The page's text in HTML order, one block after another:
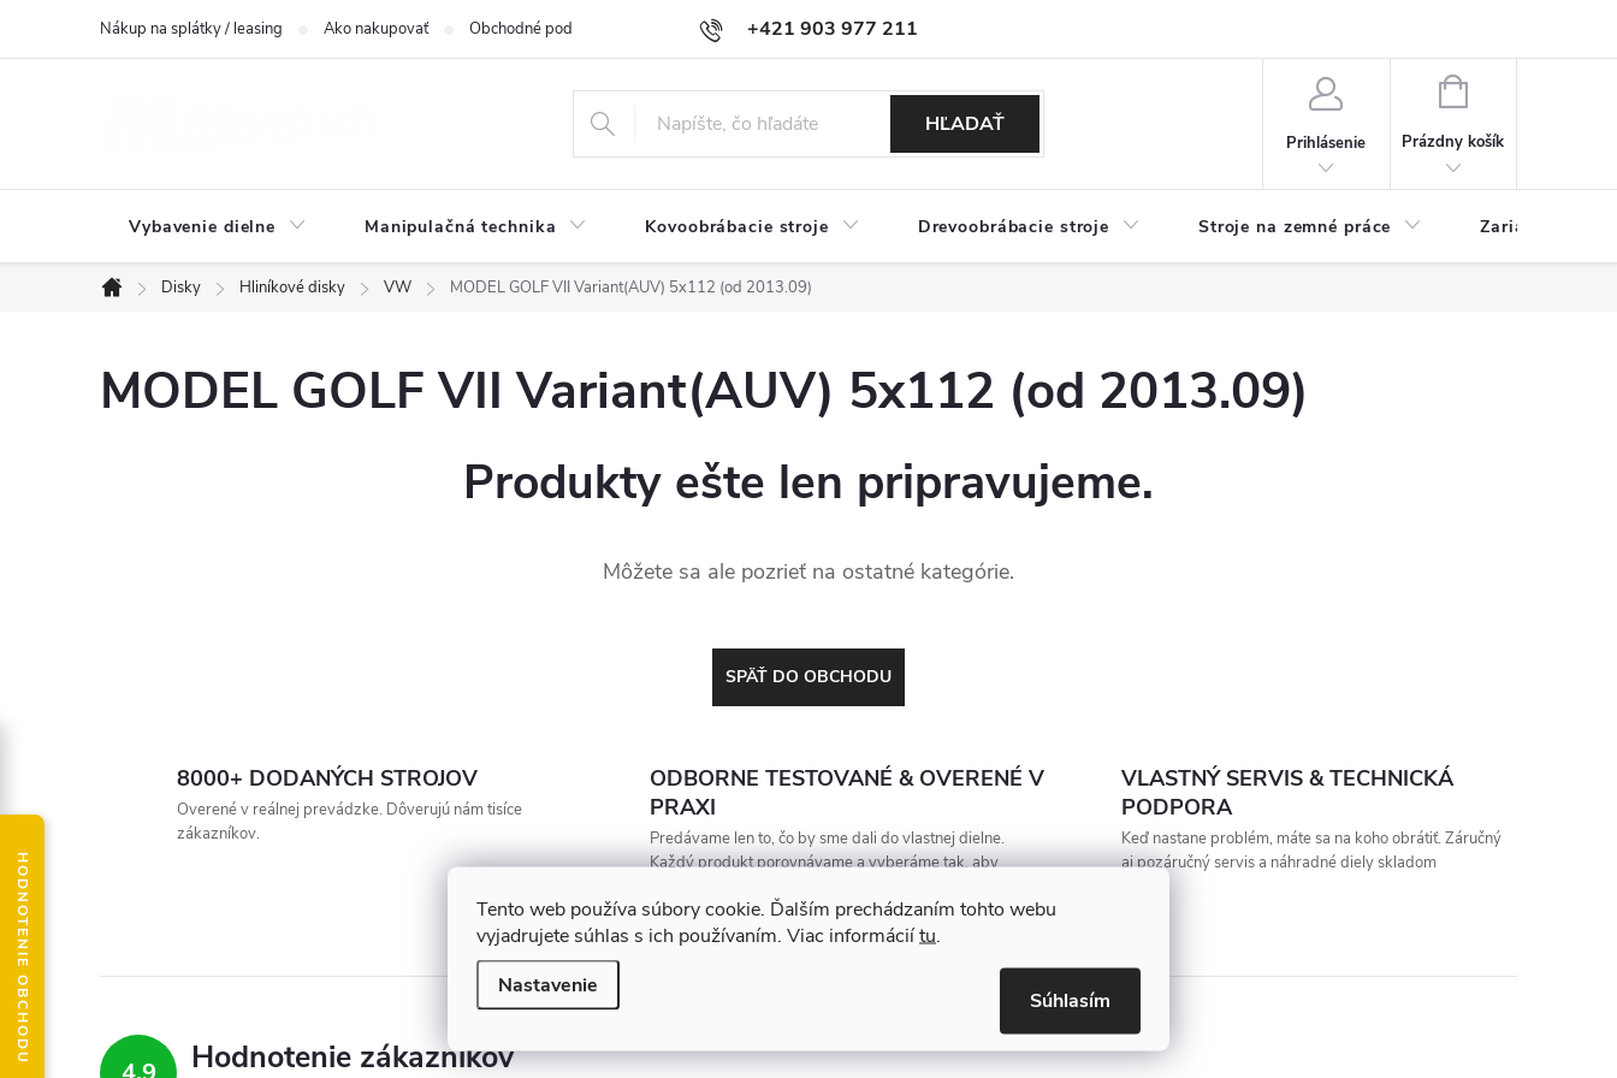
Tento web používa súbory cookie. Ďalším prechádzaním tohto webu
vyjadrujete súhlas s ich používaním. Viac informáciítu.
Nastavenie
Súhlasím
+421 903 977 211
Nákup na splátky / leasing Ako nakupovať Obchodné podmienky Podmienky ochrany osobných údajov
HĽADAŤ
Prihlásenie
NÁKUPNÝ
Prázdny košík
Vybavenie dielne Manipulačná technika Kovoobrábacie stroje Drevoobrábacie stroje Stroje na zemné práce Zariadenia na
Domov
Disky Hliníkové disky VW MODEL GOLF VII Variant(AUV) 5x112 (od 2013.09)
MODEL GOLF VII Variant(AUV) 5x112 (od 2013.09)
Produkty ešte len pripravujeme.
Môžete sa ale pozrieť na ostatné kategórie.
SPÄŤ DO OBCHODU
8000+ DODANÝCH STROJOV
Overené v reálnej prevádzke. Dôverujú nám tisíce
zákazníkov.
ODBORNE TESTOVANÉ & OVERENÉ V
PRAXI
Predávame len to, čo by sme dali do vlastnej dielne.
Každý produkt porovnávame a vyberáme tak, aby
VLASTNÝ SERVIS & TECHNICKÁ
PODPORA
Keď nastane problém, máte sa na koho obrátiť. Záručný
aj pozáručný servis a náhradné diely skladom
Hodnotenie zákazníkov
HODNOTENIE OBCHODU